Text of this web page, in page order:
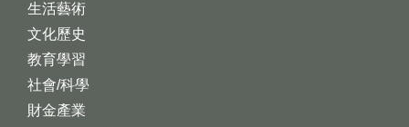
生活藝術
文化歷史
教育學習
社會/科學
財金產業